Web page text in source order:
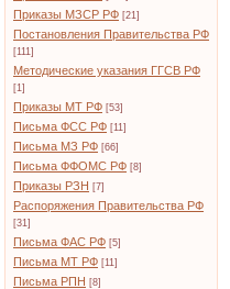
Приказы МЗСР РФ [21]
Постановления Правительства РФ
[111]
Методические указания ГГСВ РФ
[1]
Приказы МТ РФ [53]
Письма ФСС РФ [11]
Письма МЗ РФ [66]
Письма ФФОМС РФ [8]
Приказы РЗН [7]
Распоряжения Правительства РФ
[31]
Письма ФАС РФ [5]
Письма МТ РФ [11]
Письма РПН [8]